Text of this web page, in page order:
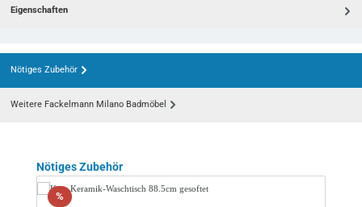
Eigenschaften
Nötiges Zubehör
Weitere Fackelmann Milano Badmöbel
Produktgalerie überspringen
Nötiges Zubehör
%Rabatt